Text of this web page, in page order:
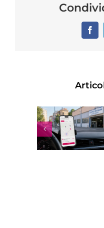
OGNI
QUANTO
FARLA,
COSTO,